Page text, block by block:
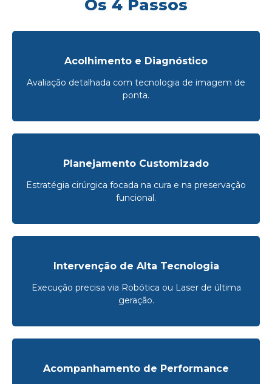
Os 4 Passos
Acolhimento e Diagnóstico
Avaliação detalhada com tecnologia de imagem de
ponta.
Planejamento Customizado
Estratégia cirúrgica focada na cura e na preservação
funcional.
Intervenção de Alta Tecnologia
Execução precisa via Robótica ou Laser de última
geração.
Acompanhamento de Performance